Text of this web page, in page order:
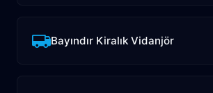
Bayındır Kiralık Vidanjör